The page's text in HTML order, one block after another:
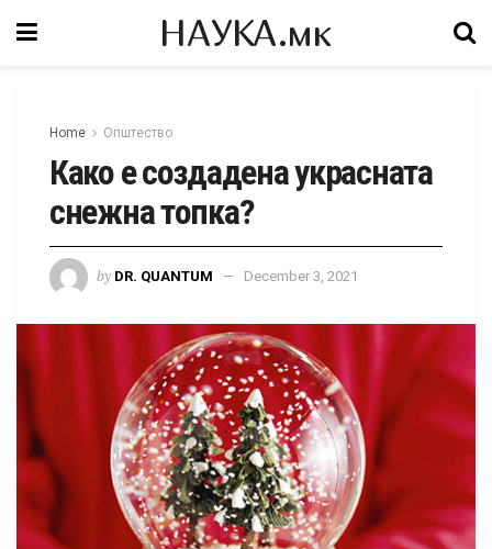
НАУКА.мк
Home Општество
Како е создадена украсната
снежна топка?
by DR. QUANTUM December 3, 2021